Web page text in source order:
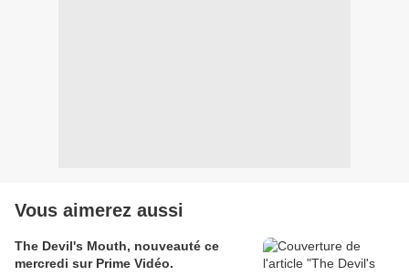
Vous aimerez aussi
The Devil's Mouth, nouveauté ce
mercredi sur Prime Vidéo.